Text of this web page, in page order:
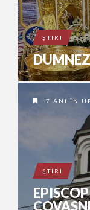
ŞTIRI
7 ANI ÎN
ŞTIRI